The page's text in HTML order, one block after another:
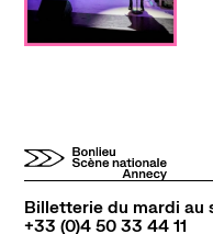
Billetterie du mardi au
+33 (0)4 50 33 44 11